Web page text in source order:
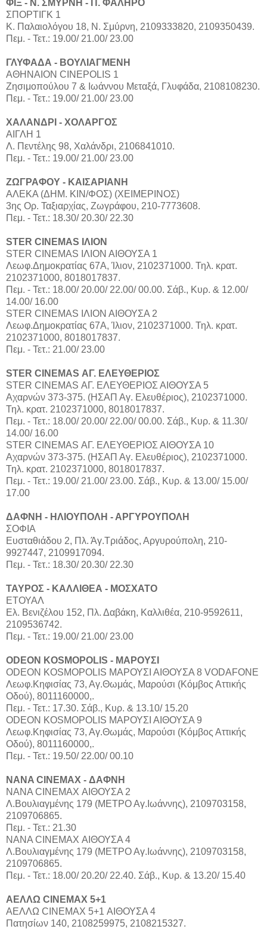
ΦΙΞ - Ν. ΣΜΥΡΝΗ - Π. ΦΑΛΗΡΟ
ΣΠΟΡΤΙΓΚ 1
Κ. Παλαιολόγου 18, Ν. Σμύρνη, 2109333820, 2109350439.
Πεμ. - Τετ.: 19.00/ 21.00/ 23.00
ΓΛΥΦΑΔΑ - ΒΟΥΛΙΑΓΜΕΝΗ
ΑΘΗΝΑΙΟΝ CINEPOLIS 1
Ζησιμοπούλου 7 & Ιωάννου Μεταξά, Γλυφάδα, 2108108230.
Πεμ. - Τετ.: 19.00/ 21.00/ 23.00
ΧΑΛΑΝΔΡΙ - ΧΟΛΑΡΓΟΣ
ΑΙΓΛΗ 1
Λ. Πεντέλης 98, Χαλάνδρι, 2106841010.
Πεμ. - Τετ.: 19.00/ 21.00/ 23.00
ΖΩΓΡΑΦΟΥ - ΚΑΙΣΑΡΙΑΝΗ
ΑΛΕΚΑ (ΔΗΜ. ΚΙΝ/ΦΟΣ) (ΧΕΙΜΕΡΙΝΟΣ)
3ης Ορ. Ταξιαρχίας, Ζωγράφου, 210-7773608.
Πεμ. - Τετ.: 18.30/ 20.30/ 22.30
STER CINEMAS ΙΛΙΟΝ
STER CINEMAS ΙΛΙΟΝ ΑΙΘΟΥΣΑ 1
Λεωφ.Δημοκρατίας 67Α, Ίλιον, 2102371000. Τηλ. κρατ.
2102371000, 8018017837.
Πεμ. - Τετ.: 18.00/ 20.00/ 22.00/ 00.00. Σάβ., Κυρ. & 12.00/
14.00/ 16.00
STER CINEMAS ΙΛΙΟΝ ΑΙΘΟΥΣΑ 2
Λεωφ.Δημοκρατίας 67Α, Ίλιον, 2102371000. Τηλ. κρατ.
2102371000, 8018017837.
Πεμ. - Τετ.: 21.00/ 23.00
STER CINEMAS ΑΓ. ΕΛΕΥΘΕΡΙΟΣ
STER CINEMAS ΑΓ. ΕΛΕΥΘΕΡΙΟΣ ΑΙΘΟΥΣΑ 5
Αχαρνών 373-375. (ΗΣΑΠ Αγ. Ελευθέριος), 2102371000.
Τηλ. κρατ. 2102371000, 8018017837.
Πεμ. - Τετ.: 18.00/ 20.00/ 22.00/ 00.00. Σάβ., Κυρ. & 11.30/
14.00/ 16.00
STER CINEMAS ΑΓ. ΕΛΕΥΘΕΡΙΟΣ ΑΙΘΟΥΣΑ 10
Αχαρνών 373-375. (ΗΣΑΠ Αγ. Ελευθέριος), 2102371000.
Τηλ. κρατ. 2102371000, 8018017837.
Πεμ. - Τετ.: 19.00/ 21.00/ 23.00. Σάβ., Κυρ. & 13.00/ 15.00/
17.00
ΔΑΦΝΗ - ΗΛΙΟΥΠΟΛΗ - ΑΡΓΥΡΟΥΠΟΛΗ
ΣΟΦΙΑ
Ευσταθιάδου 2, Πλ. Άγ.Τριάδος, Αργυρούπολη, 210-
9927447, 2109917094.
Πεμ. - Τετ.: 18.30/ 20.30/ 22.30
ΤΑΥΡΟΣ - ΚΑΛΛΙΘΕΑ - ΜΟΣΧΑΤΟ
ΕΤΟΥΑΛ
Ελ. Βενιζέλου 152, Πλ. Δαβάκη, Καλλιθέα, 210-9592611,
2109536742.
Πεμ. - Τετ.: 19.00/ 21.00/ 23.00
ODEON KOSMOPOLIS - ΜΑΡΟΥΣΙ
ODEON KOSMOPOLIS ΜΑΡΟΥΣΙ ΑΙΘΟΥΣΑ 8 VODAFONE
Λεωφ.Κηφισίας 73, Αγ.Θωμάς, Μαρούσι (Κόμβος Αττικής
Οδού), 8011160000,.
Πεμ. - Τετ.: 17.30. Σάβ., Κυρ. & 13.10/ 15.20
ODEON KOSMOPOLIS ΜΑΡΟΥΣΙ ΑΙΘΟΥΣΑ 9
Λεωφ.Κηφισίας 73, Αγ.Θωμάς, Μαρούσι (Κόμβος Αττικής
Οδού), 8011160000,.
Πεμ. - Τετ.: 19.50/ 22.00/ 00.10
NANA CINEMAX - ΔΑΦΝΗ
ΝΑΝΑ CINEMAX ΑΙΘΟΥΣΑ 2
Λ.Βουλιαγμένης 179 (ΜΕΤΡΟ Αγ.Ιωάννης), 2109703158,
2109706865.
Πεμ. - Τετ.: 21.30
ΝΑΝΑ CINEMAX ΑΙΘΟΥΣΑ 4
Λ.Βουλιαγμένης 179 (ΜΕΤΡΟ Αγ.Ιωάννης), 2109703158,
2109706865.
Πεμ. - Τετ.: 18.00/ 20.20/ 22.40. Σάβ., Κυρ. & 13.20/ 15.40
ΑΕΛΛΩ CINEMAX 5+1
ΑΕΛΛΩ CINEMAX 5+1 ΑΙΘΟΥΣΑ 4
Πατησίων 140, 2108259975, 2108215327.